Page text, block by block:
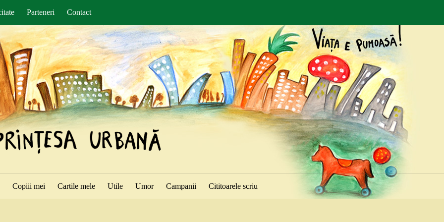
Parteneri Contact
Copiii mei Cartile mele Utile Umor Campanii Cititoarele scriu